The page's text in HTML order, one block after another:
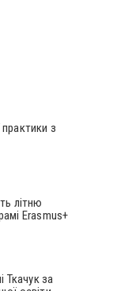
практики з
літню
Erasmus+
Ткачук за